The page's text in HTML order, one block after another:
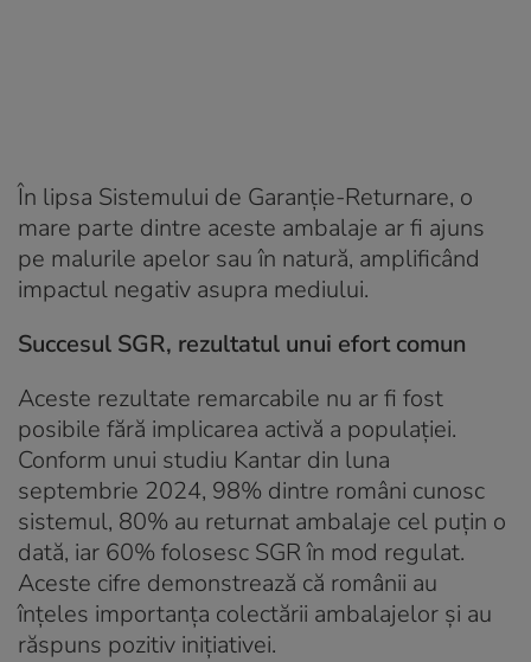
În lipsa Sistemului de Garanție-Returnare, o
mare parte dintre aceste ambalaje ar fi ajuns
pe malurile apelor sau în natură, amplificând
impactul negativ asupra mediului.
Succesul SGR, rezultatul unui efort comun
Aceste rezultate remarcabile nu ar fi fost
posibile fără implicarea activă a populației.
Conform unui studiu Kantar din luna
septembrie 2024, 98% dintre români cunosc
sistemul, 80% au returnat ambalaje cel puțin o
dată, iar 60% folosesc SGR în mod regulat.
Aceste cifre demonstrează că românii au
înțeles importanța colectării ambalajelor și au
răspuns pozitiv inițiativei.